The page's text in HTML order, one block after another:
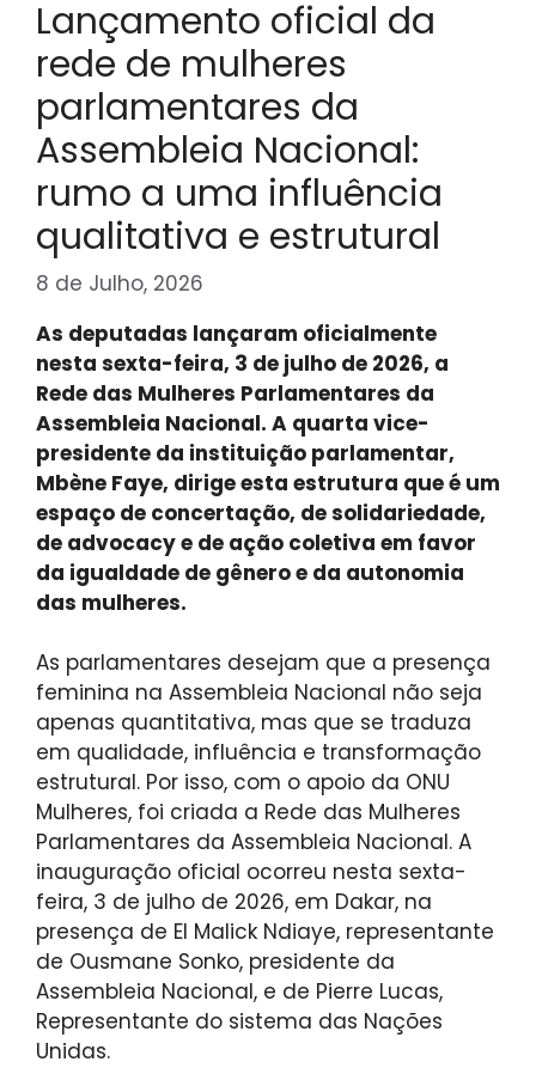
Lançamento oficial da
rede de mulheres
parlamentares da
Assembleia Nacional:
rumo a uma influência
qualitativa e estrutural
8 de Julho, 2026
As deputadas lançaram oficialmente
nesta sexta-feira, 3 de julho de 2026, a
Rede das Mulheres Parlamentares da
Assembleia Nacional. A quarta vice-
presidente da instituição parlamentar,
Mbène Faye, dirige esta estrutura que é um
espaço de concertação, de solidariedade,
de advocacy e de ação coletiva em favor
da igualdade de gênero e da autonomia
das mulheres.
As parlamentares desejam que a presença
feminina na Assembleia Nacional não seja
apenas quantitativa, mas que se traduza
em qualidade, influência e transformação
estrutural. Por isso, com o apoio da ONU
Mulheres, foi criada a Rede das Mulheres
Parlamentares da Assembleia Nacional. A
inauguração oficial ocorreu nesta sexta-
feira, 3 de julho de 2026, em Dakar, na
presença de El Malick Ndiaye, representante
de Ousmane Sonko, presidente da
Assembleia Nacional, e de Pierre Lucas,
Representante do sistema das Nações
Unidas.